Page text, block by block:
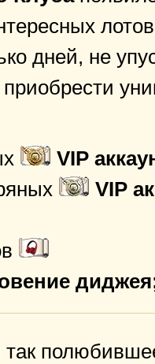
дней, не
VIP
VIP
так